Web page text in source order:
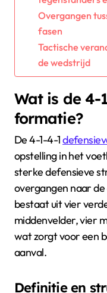
Overgangen
fasen
Tactische
de wedstrijd
Wat is de 4-
formatie?
De 4-1-4-1
opstelling in het
sterke defensieve
overgangen naar
bestaat uit vier
middenvelder, vier
wat zorgt voor een
aanval.
Definitie en